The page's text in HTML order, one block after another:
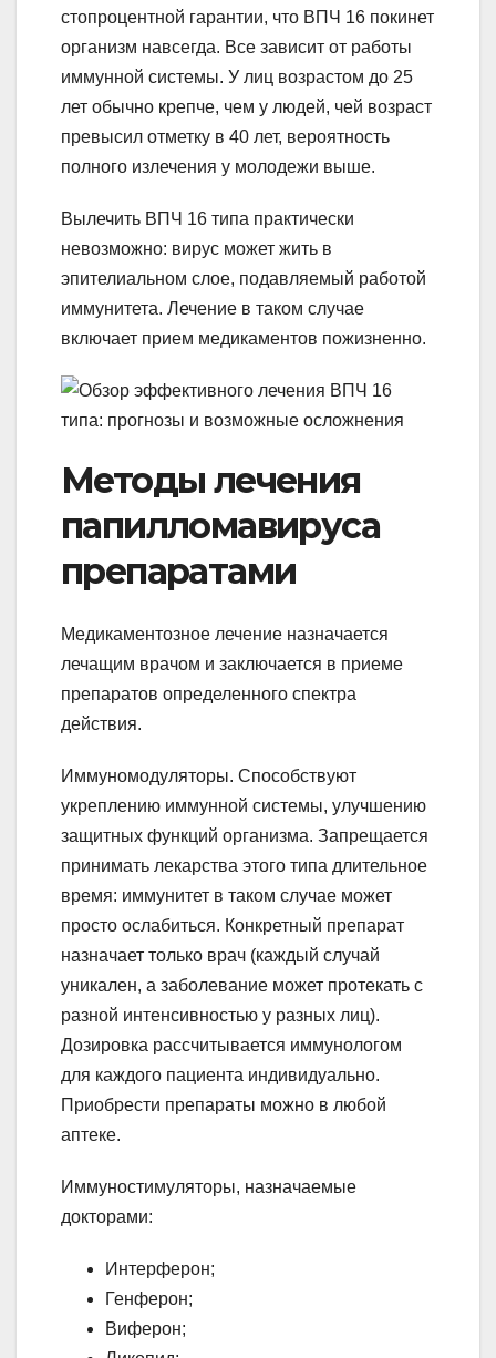
стопроцентной гарантии, что ВПЧ 16 покинет
организм навсегда. Все зависит от работы
иммунной системы. У лиц возрастом до 25
лет обычно крепче, чем у людей, чей возраст
превысил отметку в 40 лет, вероятность
полного излечения у молодежи выше.
Вылечить ВПЧ 16 типа практически
невозможно: вирус может жить в
эпителиальном слое, подавляемый работой
иммунитета. Лечение в таком случае
включает прием медикаментов пожизненно.
Методы лечения
папилломавируса
препаратами
Медикаментозное лечение назначается
лечащим врачом и заключается в приеме
препаратов определенного спектра
действия.
Иммуномодуляторы. Способствуют
укреплению иммунной системы, улучшению
защитных функций организма. Запрещается
принимать лекарства этого типа длительное
время: иммунитет в таком случае может
просто ослабиться. Конкретный препарат
назначает только врач (каждый случай
уникален, а заболевание может протекать с
разной интенсивностью у разных лиц).
Дозировка рассчитывается иммунологом
для каждого пациента индивидуально.
Приобрести препараты можно в любой
аптеке.
Иммуностимуляторы, назначаемые
докторами:
Интерферон;
Генферон;
Виферон;